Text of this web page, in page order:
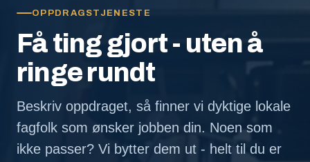
OPPDRAGSTJENESTE
Få ting gjort - uten å
ringe rundt
Beskriv oppdraget, så finner vi dyktige lokale
fagfolk som ønsker jobben din. Noen som
ikke passer? Vi bytter dem ut - helt til du er